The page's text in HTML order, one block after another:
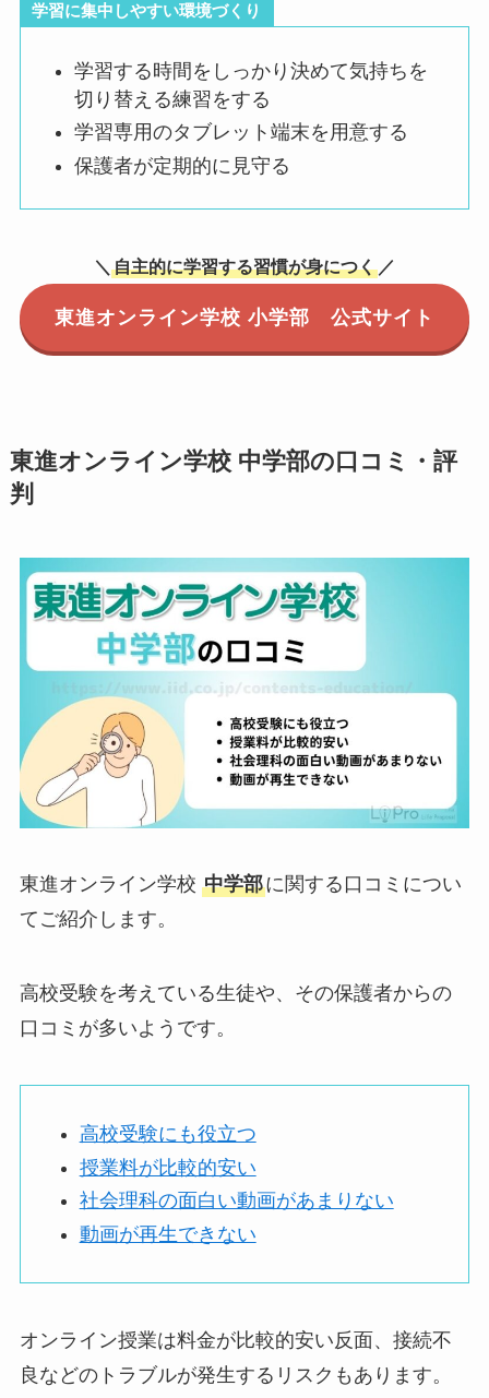
学習に集中しやすい環境づくり
学習する時間をしっかり決めて気持ちを
切り替える練習をする
学習専用のタブレット端末を用意する
保護者が定期的に見守る
＼ 自主的に学習する習慣が身につく ／
東進オンライン学校 小学部 公式サイト
東進オンライン学校 中学部の口コミ・評
判
東進オンライン学校 中学部に関する口コミについ
てご紹介します。
高校受験を考えている生徒や、その保護者からの
口コミが多いようです。
高校受験にも役立つ
授業料が比較的安い
社会理科の面白い動画があまりない
動画が再生できない
オンライン授業は料金が比較的安い反面、接続不
良などのトラブルが発生するリスクもあります。